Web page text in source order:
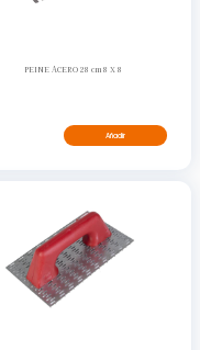
PEINE ACERO 28 cm 8 X 8
Añadir